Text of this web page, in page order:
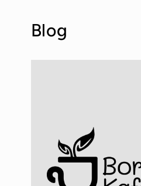
Blog